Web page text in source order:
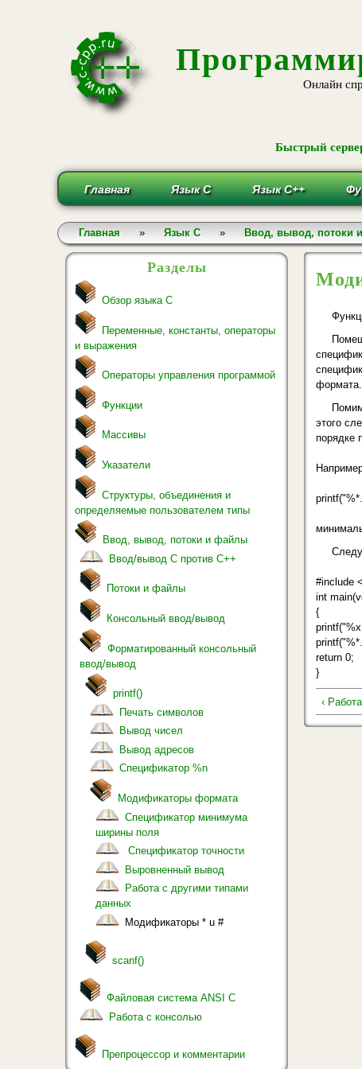
Онлайн
Быстрый
Главная Язык С Язык С++
Вы здесь
Главная » Язык С » Ввод, вывод, потоки
Разделы
Обзор языка С
Переменные, константы, операторы
и выражения
Операторы управления программой
Функции
Массивы
Указатели
Структуры, объединения и
определяемые пользователем типы
Ввод, вывод, потоки и файлы
Ввод/вывод С против С++
Потоки и файлы
Консольный ввод/вывод
Форматированный консольный
ввод/вывод
printf()
Печать символов
Вывод чисел
Вывод адресов
Спецификатор %n
Модификаторы формата
Спецификатор минимума
ширины поля
Спецификатор точности
Выровненный вывод
Работа с другими типами
данных
Модификаторы * u #
scanf()
Файловая система ANSI С
Работа с консолью
Препроцессор и комментарии
формата.
этого
порядке
#include
int
{
return 0;
}
‹